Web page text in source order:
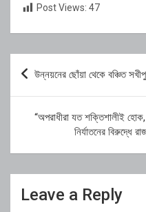
Post Views: 47
Post
navigation
উন্নয়নের ছোঁয়া থেকে বঞ্চিত
“অপরাধীরা যত শক্তিশালীই হোক,
নির্যাতনের বিরুদ্ধে
Leave a Reply